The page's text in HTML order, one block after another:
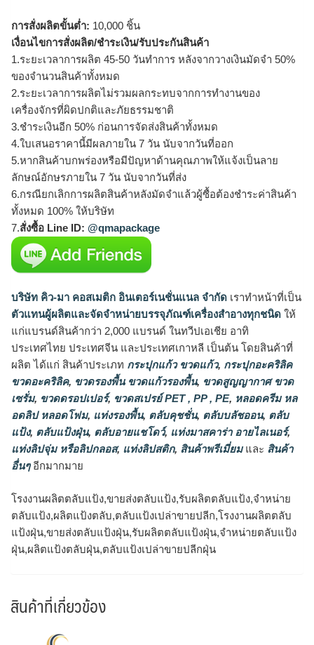
การสั่งผลิตขั้นต่ำ: 10,000 ชิ้น
เงื่อนไขการสั่งผลิต/ชำระเงิน/รับประกันสินค้า
1.ระยะเวลาการผลิต 45-50 วันทำการ หลังจากวางเงินมัดจำ 50%
ของจำนวนสินค้าทั้งหมด
2.ระยะเวลาการผลิตไม่รวมผลกระทบจากการทำงานของ
เครื่องจักรที่ผิดปกติและภัยธรรมชาติ
3.ชำระเงินอีก 50% ก่อนการจัดส่งสินค้าทั้งหมด
4.ใบเสนอราคานี้มีผลภายใน 7 วัน นับจากวันที่ออก
5.หากสินค้าบกพร่องหรือมีปัญหาด้านคุณภาพให้แจ้งเป็นลาย
ลักษณ์อักษรภายใน 7 วัน นับจากวันที่ส่ง
6.กรณียกเลิกการผลิตสินค้าหลังมัดจำแล้วผู้ซื้อต้องชำระค่าสินค้า
ทั้งหมด 100% ให้บริษัท
7.สั่งซื้อ Line ID: @qmapackage
บริษัท คิว-มา คอสเมติก อินเตอร์เนชั่นแนล จำกัด เราทำหน้าที่เป็น
ตัวแทนผู้ผลิตและจัดจำหน่ายบรรจุภัณฑ์เครื่องสำอางทุกชนิด ให้
แก่แบรนด์สินค้ากว่า 2,000 แบรนด์ ในทวีปเอเชีย อาทิ
ประเทศไทย ประเทศจีน และประเทศเกาหลี เป็นต้น โดยสินค้าที่
ผลิต ได้แก่ สินค้าประเภท กระปุกแก้ว ขวดแก้ว, กระปุกอะคริลิค
ขวดอะคริลิค, ขวดรองพื้น ขวดแก้วรองพื้น, ขวดสูญญากาศ ขวด
เซรั่ม, ขวดดรอปเปอร์, ขวดสเปรย์ PET , PP , PE, หลอดครีม หล
อดลิป หลอดโฟม, แท่งรองพื้น, ตลับคุชชั่น, ตลับบลัชออน, ตลับ
แป้ง, ตลับแป้งฝุ่น, ตลับอายแชโดว์, แท่งมาสคาร่า อายไลเนอร์,
แท่งลิปจุ่ม หรือลิปกลอส, แท่งลิปสติก, สินค้าพรีเมี่ยมและ สินค้า
อื่นๆอีกมากมาย
โรงงานผลิตตลับแป้ง,ขายส่งตลับแป้ง,รับผลิตตลับแป้ง,จำหน่าย
ตลับแป้ง,ผลิตแป้งตลับ,ตลับแป้งเปล่าขายปลีก,โรงงานผลิตตลับ
แป้งฝุ่น,ขายส่งตลับแป้งฝุ่น,รับผลิตตลับแป้งฝุ่น,จำหน่ายตลับแป้ง
ฝุ่น,ผลิตแป้งตลับฝุ่น,ตลับแป้งเปล่าขายปลีกฝุ่น
สินค้าที่เกี่ยวข้อง